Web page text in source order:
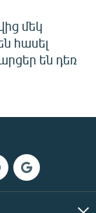
մեկ
հասել
են դեռ